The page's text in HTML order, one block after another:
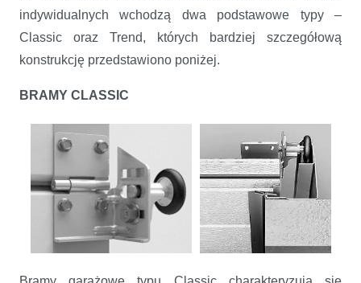
indywidualnych wchodzą dwa podstawowe typy –
Classic oraz Trend, których bardziej szczegółową
konstrukcję przedstawiono poniżej.
BRAMY CLASSIC